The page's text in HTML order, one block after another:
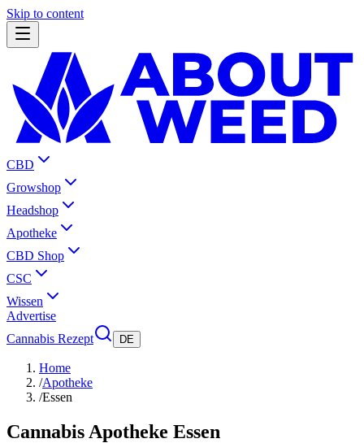
Skip to content
CBD
Growshop
Headshop
Apotheke
CBD Shop
CSC
Wissen
Advertise
Cannabis Rezept
DE
Home
/Apotheke
/Essen
Cannabis Apotheke Essen